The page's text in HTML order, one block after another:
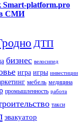
Smart-platform.pro
в СМИ
ДТП
бизнес велосипед
игра игры инвестиции
мебель медицина
промышленность работа
такси
эвакуатор